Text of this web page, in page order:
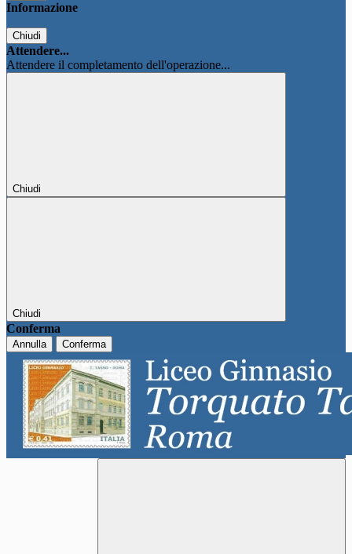
Informazione
Chiudi
Attendere...
Attendere il completamento dell'operazione...
Chiudi
Chiudi
Conferma
Annulla Conferma